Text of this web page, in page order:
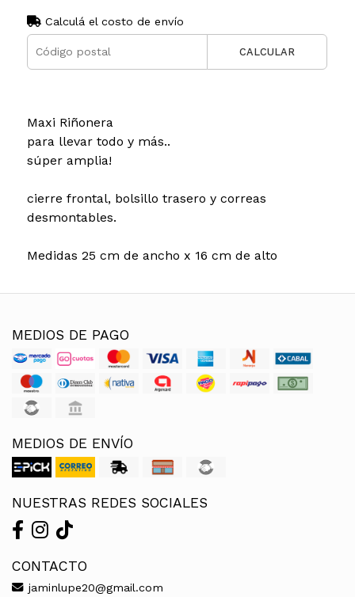
Calculá el costo de envío
CALCULAR
Maxi Riñonera
para llevar todo y más..
súper amplia!
cierre frontal, bolsillo trasero y correas
desmontables.
Medidas 25 cm de ancho x 16 cm de alto
MEDIOS DE PAGO
MEDIOS DE ENVÍO
NUESTRAS REDES SOCIALES
CONTACTO
jaminlupe20@gmail.com